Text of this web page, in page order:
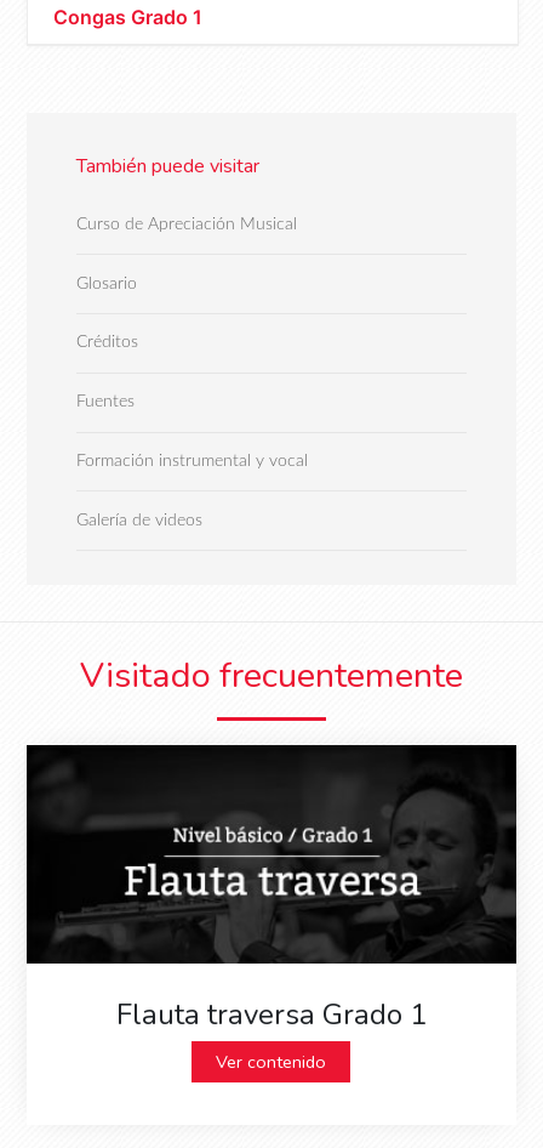
Congas Grado 1
También puede visitar
Curso de Apreciación Musical
Glosario
Créditos
Fuentes
Formación instrumental y vocal
Galería de videos
Visitado frecuentemente
Flauta traversa Grado 1
Ver contenido